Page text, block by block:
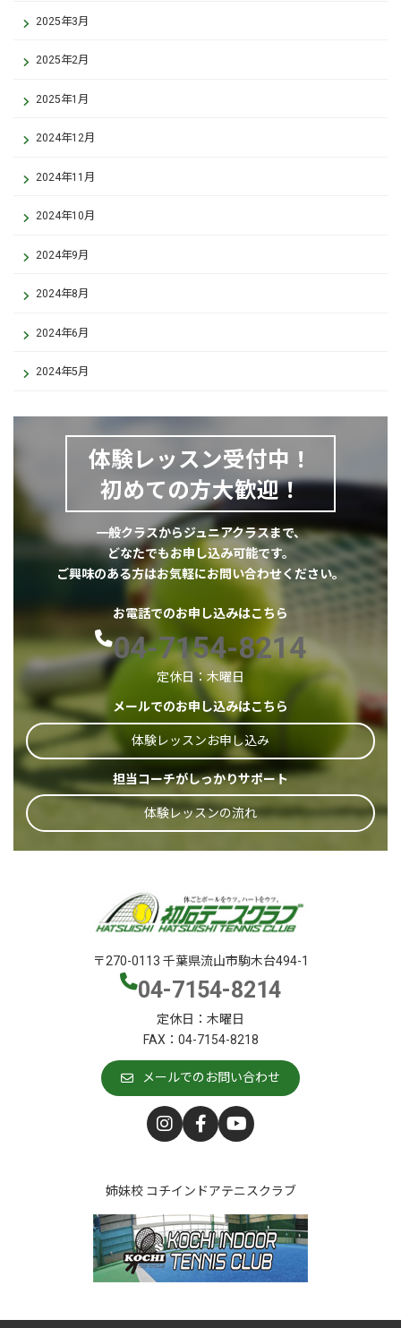
2025年3月
2025年2月
2025年1月
2024年12月
2024年11月
2024年10月
2024年9月
2024年8月
2024年6月
2024年5月
体験レッスン受付中！
初めての方大歓迎！
一般クラスからジュニアクラスまで、
どなたでもお申し込み可能です。
ご興味のある方はお気軽にお問い合わせください。
お電話でのお申し込みはこちら
04-7154-8214
定休日：木曜日
メールでのお申し込みはこちら
体験レッスンお申し込み
担当コーチがしっかりサポート
体験レッスンの流れ
〒270-0113 千葉県流山市駒木台494-1
04-7154-8214
定休日：木曜日
FAX：04-7154-8218
メールでのお問い合わせ
姉妹校 コチインドアテニスクラブ